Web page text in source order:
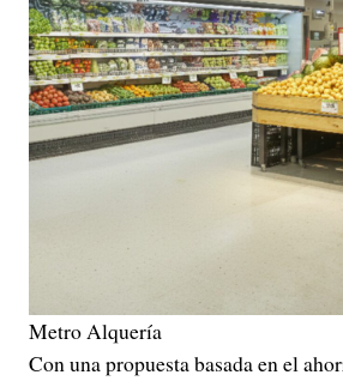
Metro Alquería
Con una propuesta basada en el